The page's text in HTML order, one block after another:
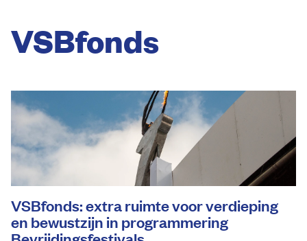
VSBfonds
VSBfonds: extra ruimte voor verdieping
en bewustzijn in programmering